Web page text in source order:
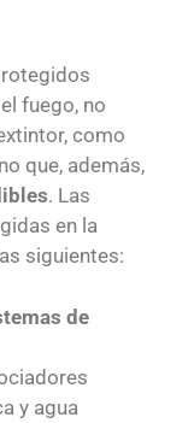
fuego, no
como
que, además,
. Las
en la
siguientes:
de
y agua